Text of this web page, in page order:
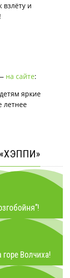
взлёту и
на сайте:
яркие
летнее
«ХЭППИ»
Волчиха!